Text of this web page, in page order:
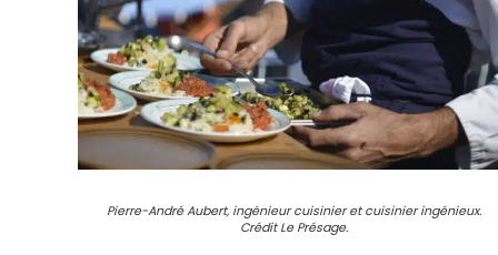
Pierre-André Aubert, ingénieur cuisinier et cuisinier ingénieux.
Crédit Le Présage.